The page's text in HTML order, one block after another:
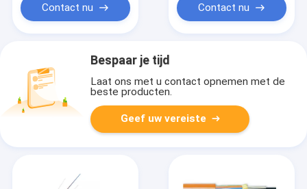
Contact nu Contact nu
Bespaar je tijd
Laat ons met u contact opnemen met de
beste producten.
Geef uw vereiste